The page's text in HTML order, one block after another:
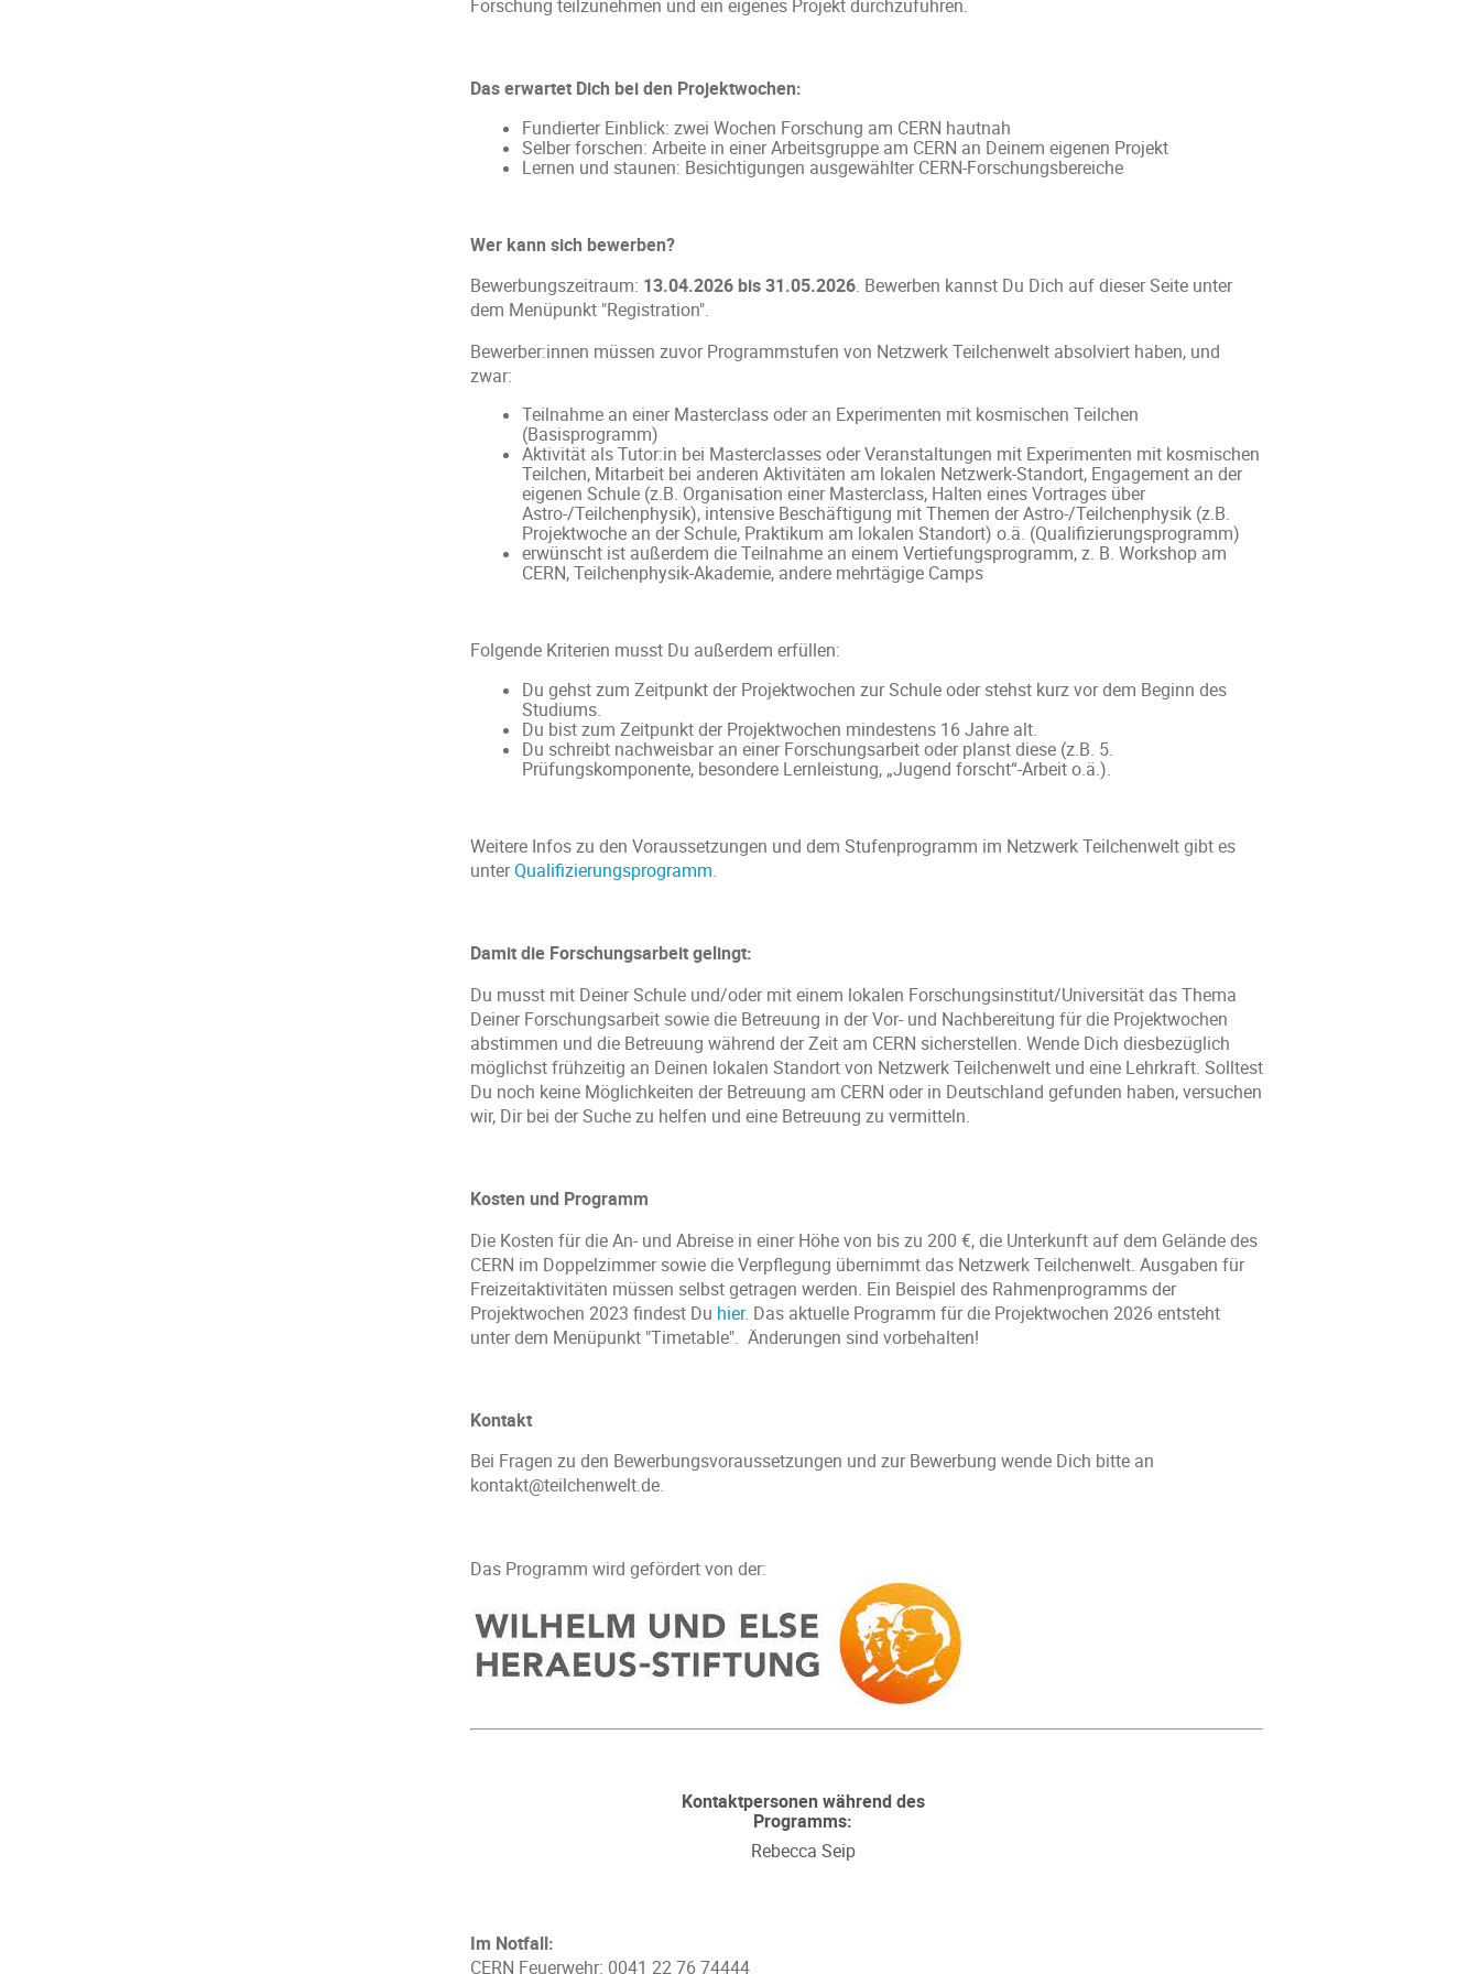
Forschung teilzunehmen und ein eigenes Projekt durchzuführen.
Das erwartet Dich bei den Projektwochen:
Fundierter Einblick: zwei Wochen Forschung am CERN hautnah
Selber forschen: Arbeite in einer Arbeitsgruppe am CERN an Deinem eigenen Projekt
Lernen und staunen: Besichtigungen ausgewählter CERN-Forschungsbereiche
Wer kann sich bewerben?
Bewerbungszeitraum: 13.04.2026 bis 31.05.2026. Bewerben kannst Du Dich auf dieser Seite unter
dem Menüpunkt "Registration".
Bewerber:innen müssen zuvor Programmstufen von Netzwerk Teilchenwelt absolviert haben, und
zwar:
Teilnahme an einer Masterclass oder an Experimenten mit kosmischen Teilchen
(Basisprogramm)
Aktivität als Tutor:in bei Masterclasses oder Veranstaltungen mit Experimenten mit kosmischen
Teilchen, Mitarbeit bei anderen Aktivitäten am lokalen Netzwerk-Standort, Engagement an der
eigenen Schule (z.B. Organisation einer Masterclass, Halten eines Vortrages über
Astro-/Teilchenphysik), intensive Beschäftigung mit Themen der Astro-/Teilchenphysik (z.B.
Projektwoche an der Schule, Praktikum am lokalen Standort) o.ä. (Qualifizierungsprogramm)
erwünscht ist außerdem die Teilnahme an einem Vertiefungsprogramm, z. B. Workshop am
CERN, Teilchenphysik-Akademie, andere mehrtägige Camps
Folgende Kriterien musst Du außerdem erfüllen:
Du gehst zum Zeitpunkt der Projektwochen zur Schule oder stehst kurz vor dem Beginn des
Studiums.
Du bist zum Zeitpunkt der Projektwochen mindestens 16 Jahre alt.
Du schreibt nachweisbar an einer Forschungsarbeit oder planst diese (z.B. 5.
Prüfungskomponente, besondere Lernleistung, „Jugend forscht“-Arbeit o.ä.).
Weitere Infos zu den Voraussetzungen und dem Stufenprogramm im Netzwerk Teilchenwelt gibt es
unterQualifizierungsprogramm.
Damit die Forschungsarbeit gelingt:
Du musst mit Deiner Schule und/oder mit einem lokalen Forschungsinstitut/Universität das Thema
Deiner Forschungsarbeit sowie die Betreuung in der Vor- und Nachbereitung für die Projektwochen
abstimmen und die Betreuung während der Zeit am CERN sicherstellen. Wende Dich diesbezüglich
möglichst frühzeitig an Deinen lokalen Standort von Netzwerk Teilchenwelt und eine Lehrkraft. Solltest
Du noch keine Möglichkeiten der Betreuung am CERN oder in Deutschland gefunden haben, versuchen
wir, Dir bei der Suche zu helfen und eine Betreuung zu vermitteln.
Kosten und Programm
Die Kosten für die An- und Abreise in einer Höhe von bis zu 200 €, die Unterkunft auf dem Gelände des
CERN im Doppelzimmer sowie die Verpflegung übernimmt das Netzwerk Teilchenwelt. Ausgaben für
Freizeitaktivitäten müssen selbst getragen werden. Ein Beispiel des Rahmenprogramms der
Projektwochen 2023 findest Du hier. Das aktuelle Programm für die Projektwochen 2026 entsteht
unter dem Menüpunkt "Timetable". Änderungen sind vorbehalten!
Kontakt
Bei Fragen zu den Bewerbungsvoraussetzungen und zur Bewerbung wende Dich bitte an
kontakt@teilchenwelt.de.
Das Programm wird gefördert von der:
Kontaktpersonen während des
Programms:
Rebecca Seip
Im Notfall:
CERN Feuerwehr: 0041 22 76 74444